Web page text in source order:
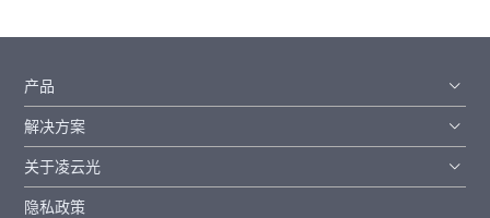
产品
解决方案
关于凌云光
隐私政策